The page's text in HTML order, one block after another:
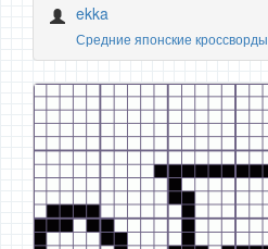
ekka
Средние японские кроссворды